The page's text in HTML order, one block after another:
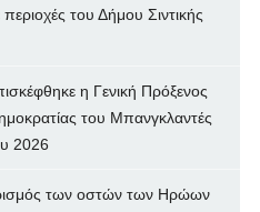
του Δήμου Σιντικής
η Γενική Πρόξενος
του Μπανγκλαντές
2026
των oστών των Ηρώων